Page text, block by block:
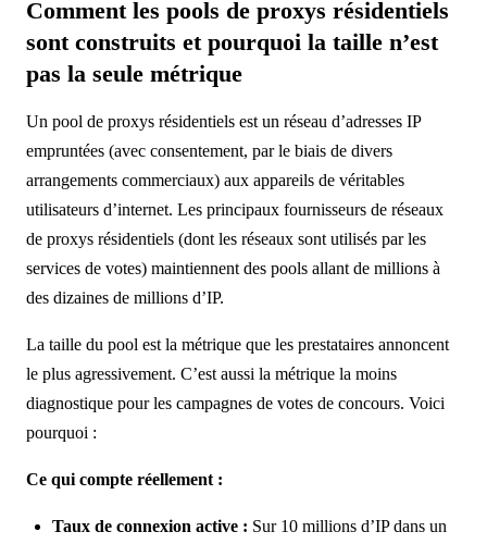
Comment les pools de proxys résidentiels
sont construits et pourquoi la taille n’est
pas la seule métrique
Un pool de proxys résidentiels est un réseau d’adresses IP
empruntées (avec consentement, par le biais de divers
arrangements commerciaux) aux appareils de véritables
utilisateurs d’internet. Les principaux fournisseurs de réseaux
de proxys résidentiels (dont les réseaux sont utilisés par les
services de votes) maintiennent des pools allant de millions à
des dizaines de millions d’IP.
La taille du pool est la métrique que les prestataires annoncent
le plus agressivement. C’est aussi la métrique la moins
diagnostique pour les campagnes de votes de concours. Voici
pourquoi :
Ce qui compte réellement :
Taux de connexion active : Sur 10 millions d’IP dans un